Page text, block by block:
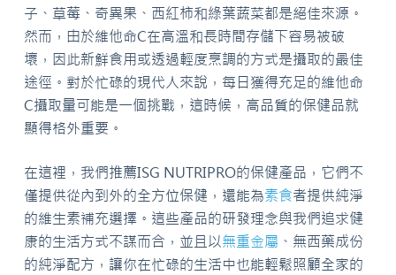
子、草莓、奇異果、西紅柿和綠葉蔬菜都是絕佳來源。
然而，由於維他命C在高溫和長時間存儲下容易被破
壞，因此新鮮食用或透過輕度烹調的方式是攝取的最佳
途徑。對於忙碌的現代人來說，每日獲得充足的維他命
C攝取量可能是一個挑戰，這時候，高品質的保健品就
顯得格外重要。
在這裡，我們推薦ISG NUTRIPRO的保健產品，它們不
僅提供從內到外的全方位保健，還能為素食者提供純淨
的維生素補充選擇。這些產品的研發理念與我們追求健
康的生活方式不謀而合，並且以無重金屬 、無西藥成份
的純淨配方，讓你在忙碌的生活中也能輕鬆照顧全家的